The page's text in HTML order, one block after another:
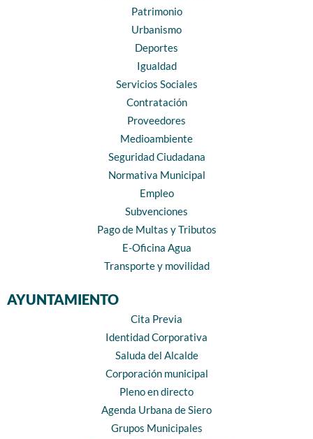
Patrimonio
Urbanismo
Deportes
Igualdad
Servicios Sociales
Contratación
Proveedores
Medioambiente
Seguridad Ciudadana
Normativa Municipal
Empleo
Subvenciones
Pago de Multas y Tributos
E-Oficina Agua
Transporte y movilidad
AYUNTAMIENTO
Cita Previa
Identidad Corporativa
Saluda del Alcalde
Corporación municipal
Pleno en directo
Agenda Urbana de Siero
Grupos Municipales